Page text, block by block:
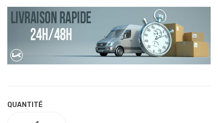
QUANTITÉ